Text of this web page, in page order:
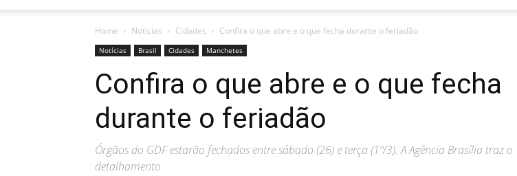
Home Notícias Cidades Confira o que abre e o que fecha durante o feriadão
Notícias Brasil Cidades Manchetes
Confira o que abre e o que fecha
durante o feriadão
Órgãos do GDF estarão fechados entre sábado (26) e terça (1º/3). A Agência Brasília traz o
detalhamento